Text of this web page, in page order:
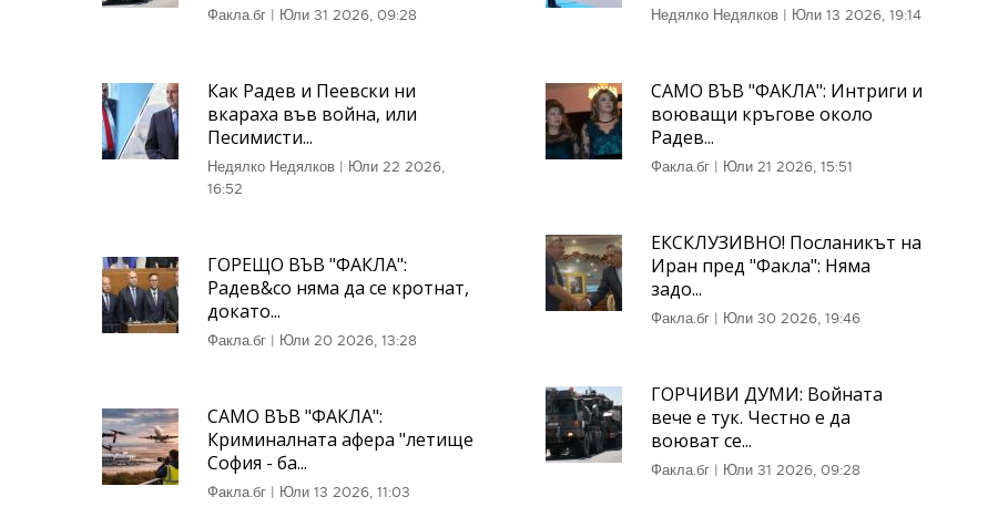
Факла.бг | Юли 31 2026, 09:28
Как Радев и Пеевски ни
вкараха във война, или
Песимисти...
Недялко Недялков | Юли 22 2026,
16:52
ГОРЕЩО ВЪВ "ФАКЛА":
Радев&co няма да се кротнат,
докато...
Факла.бг | Юли 20 2026, 13:28
САМО ВЪВ "ФАКЛА":
Криминалната афера "летище
София - ба...
Факла.бг | Юли 13 2026, 11:03
Недялко Недялков | Юли 13 2026, 19:14
САМО ВЪВ "ФАКЛА": Интриги и
воюващи кръгове около
Радев...
Факла.бг | Юли 21 2026, 15:51
ЕКСКЛУЗИВНО! Посланикът на
Иран пред "Факла": Няма
задо...
Факла.бг | Юли 30 2026, 19:46
ГОРЧИВИ ДУМИ: Войната
вече е тук. Честно е да
воюват се...
Факла.бг | Юли 31 2026, 09:28